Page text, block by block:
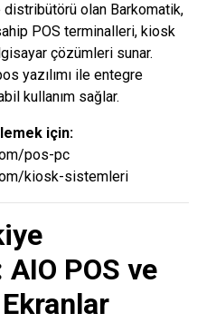
distribütörü olan Barkomatik,
POS terminalleri, kiosk
çözümleri sunar.
yazılımı ile entegre
kullanım sağlar.
için:
pos-pc
kiosk-sistemleri
POS ve